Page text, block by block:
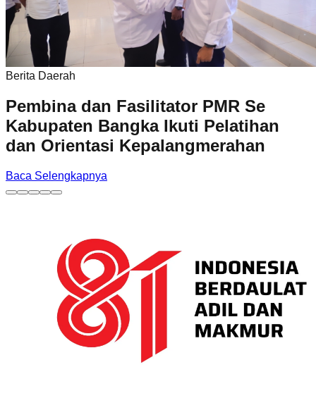
Berita Daerah
Pembina dan Fasilitator PMR Se
Kabupaten Bangka Ikuti Pelatihan
dan Orientasi Kepalangmerahan
Baca Selengkapnya